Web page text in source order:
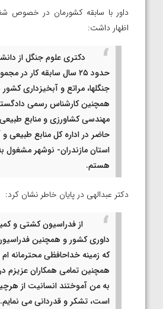
داور با سابقه کشورمان در خصوص
اظهار داشت:
دکتری علوم جنگل از
حدود ۲۵ سال سابقه کار در
جنگلها، مراتع و آبخیزداری
همچنین کارشناس رسمی
مهندسی کشاورزی و منابع
حاضر در اداره کل منابع طبیعی و
استان مازندران- نوشهر مشغول
هستم.
دکتر عبدالهی در پایان خاطر نشان کرد:
از فدراسیون کشتی و
داوری کشور و همچنین
که زمینه خداحافظی محترمانه ام
همچنین تمامی همکاران عزیزم
به من آموختند انسانیت از
است، تشکر و قدردانی می نمایم.